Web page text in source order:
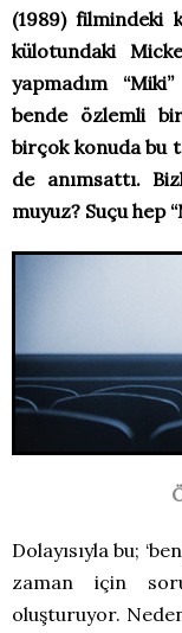
(1989) filmindeki
külotundaki
yapmadım
bende özlemli bir
birçok konuda bu
de anımsattı.
muyuz? Suçu hep
Dolayısıyla bu;
zaman için
oluşturuyor.